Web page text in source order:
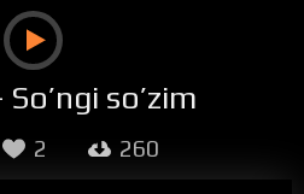
so’zim
2 260